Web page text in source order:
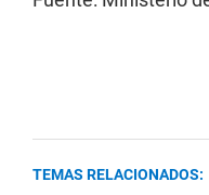
TEMAS RELACIONADOS: